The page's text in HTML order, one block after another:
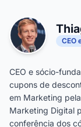
CEO
CEO e sócio-
cupons de
em Marketing
Marketing Digital
conferência dos